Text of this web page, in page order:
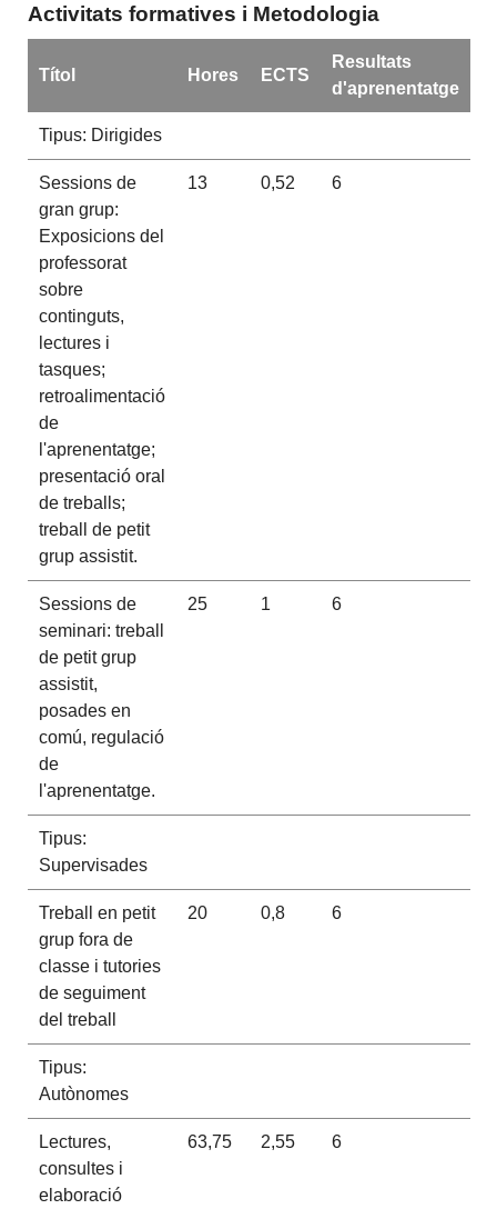
Activitats formatives i Metodologia
Títol Hores ECTS
Resultats
d'aprenentatge
Tipus: Dirigides
Sessions de
gran grup:
Exposicions del
professorat
sobre
continguts,
lectures i
tasques;
retroalimentació
de
l'aprenentatge;
presentació oral
de treballs;
treball de petit
grup assistit.
13 0,52 6
Sessions de
seminari: treball
de petit grup
assistit,
posades en
comú, regulació
de
l'aprenentatge.
25 1 6
Tipus:
Supervisades
Treball en petit
grup fora de
classe i tutories
de seguiment
del treball
20 0,8 6
Tipus:
Autònomes
Lectures,
consultes i
elaboració
63,75 2,55 6